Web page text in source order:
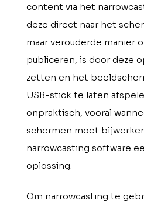
content via het
deze direct naar het
maar verouderde manier
publiceren, is door deze
zetten en het
USB-stick te laten
onpraktisch, vooral
schermen moet
narrowcasting software
oplossing.
Om narrowcasting te